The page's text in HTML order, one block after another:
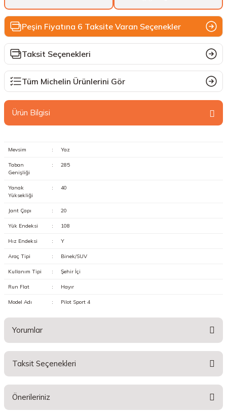
Peşin Fiyatına 6 Taksite Varan Seçenekler
Taksit Seçenekleri
Tüm Michelin Ürünlerini Gör
Ürün Bilgisi
Mevsim : Yaz
Taban
Genişliği
: 285
Yanak
Yüksekliği
: 40
Jant Çapı : 20
Yük Endeksi : 108
Hız Endeksi : Y
Araç Tipi : Binek/SUV
Kullanım Tipi : Şehir İçi
Run Flat : Hayır
Model Adı : Pilot Sport 4
Yorumlar
Taksit Seçenekleri
Önerileriniz